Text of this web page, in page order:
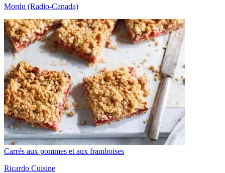
Mordu (Radio-Canada)
Carrés aux pommes et aux framboises
Ricardo Cuisine